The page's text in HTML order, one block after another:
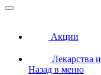
Акции
Лекарства
Назад в меню